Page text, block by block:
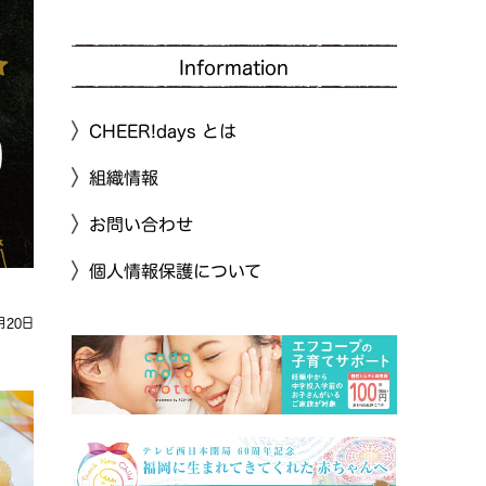
20日
Information
CHEER!days とは
組織情報
お問い合わせ
個人情報保護について